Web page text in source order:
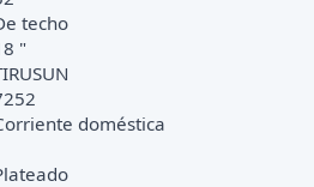
techo
"
doméstica